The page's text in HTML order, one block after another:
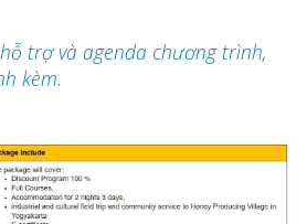
trợ và agenda chương trình,
kèm.